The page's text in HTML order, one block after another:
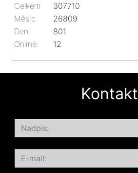
Online: 12
Celkem:
307710
Měsíc:
26809
Den:
801
Kontakt